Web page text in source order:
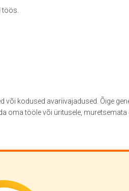
või kodused avariivajadused. Õige
oma tööle või üritusele,